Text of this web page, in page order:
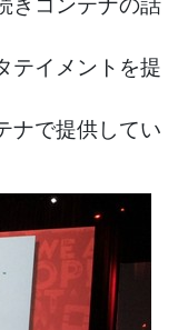
テイメントを提
ナで提供してい